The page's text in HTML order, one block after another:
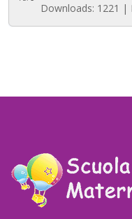
Downloads: 1221 |